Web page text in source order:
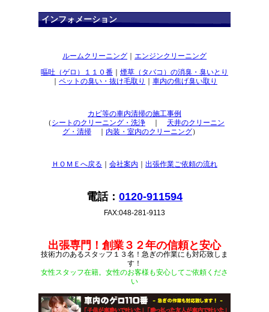
インフォメーション
ルームクリーニング ｜ エンジンクリーニング
嘔吐（ゲロ）１１０番 ｜ 煙草（タバコ）の消臭・臭いとり
｜ ペットの臭い・抜け毛取り ｜ 車内の焦げ臭い取り
カビ等の車内清掃の施工事例
（ シートのクリーニング・洗浄 ｜ 天井のクリーニン
グ・清掃 ｜ 内装・室内のクリーニング）
ＨＯＭＥへ戻る ｜ 会社案内 ｜ 出張作業ご依頼の流れ
電話： 0120-911594
FAX:048-281-9113
出張専門！創業３２年の信頼と安心
技術力のあるスタッフ１３名！急ぎの作業にも対応致しま
す！
女性スタッフ在籍。女性のお客様も安心してご依頼くださ
い